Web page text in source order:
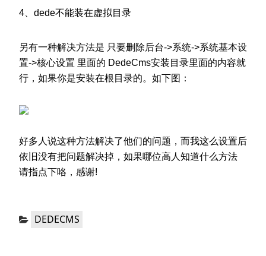
4、dede不能装在虚拟目录
另有一种解决方法是 只要删除后台->系统->系统基本设
置->核心设置 里面的 DedeCms安装目录里面的内容就
行，如果你是安装在根目录的。如下图：
好多人说这种方法解决了他们的问题，而我这么设置后
依旧没有把问题解决掉，如果哪位高人知道什么方法
请指点下咯，感谢!
分
DEDECMS